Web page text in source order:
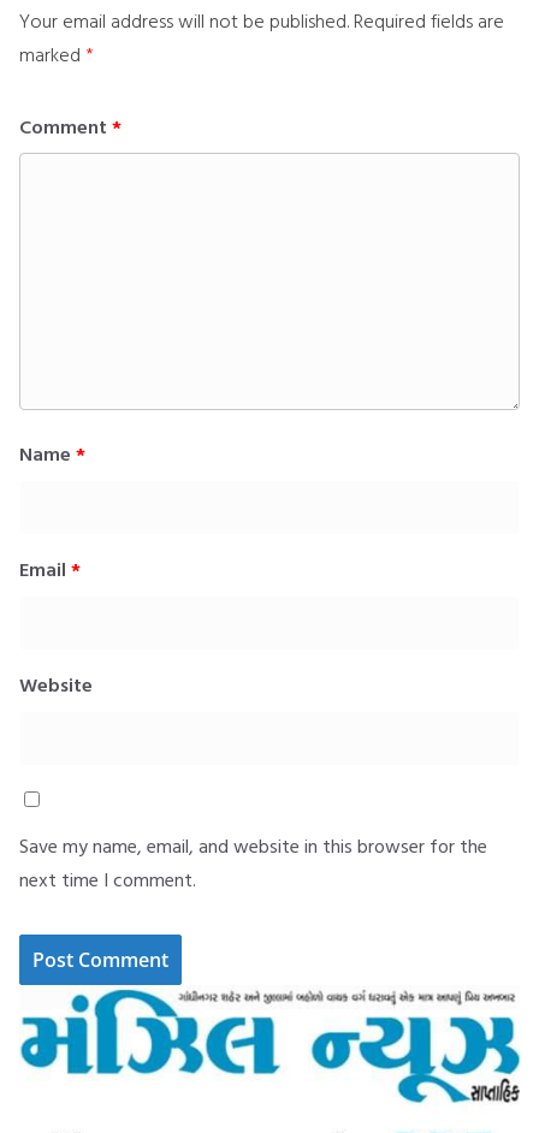
Your email address will not be published. Required fields are
marked *
Comment *
Name *
Email *
Website
Save my name, email, and website in this browser for the
next time I comment.